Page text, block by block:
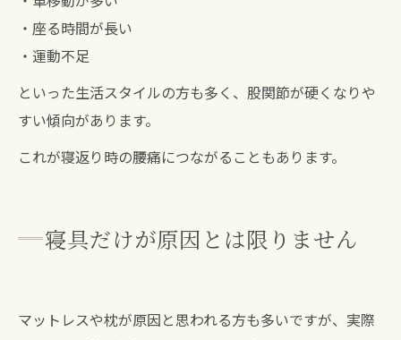
・座る時間が長い
・運動不足
といった生活スタイルの方も多く、股関節が硬くなりや
すい傾向があります。
これが寝返り時の腰痛につながることもあります。
寝具だけが原因とは限りません
マットレスや枕が原因と思われる方も多いですが、実際